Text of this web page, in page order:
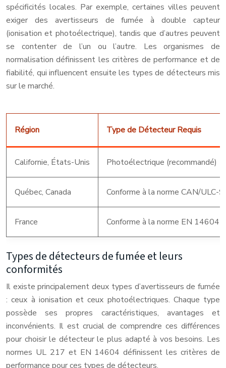
spécificités locales. Par exemple, certaines villes peuvent
exiger des avertisseurs de fumée à double capteur
(ionisation et photoélectrique), tandis que d’autres peuvent
se contenter de l’un ou l’autre. Les organismes de
normalisation définissent les critères de performance et de
fiabilité, qui influencent ensuite les types de détecteurs mis
sur le marché.
Région Type de Détecteur Requis
Californie, États-Unis Photoélectrique (recommandé)
Québec, Canada Conforme à la norme CAN/ULC-
France Conforme à la norme EN 14604
Types de détecteurs de fumée et leurs
conformités
Il existe principalement deux types d’avertisseurs de fumée
: ceux à ionisation et ceux photoélectriques. Chaque type
possède ses propres caractéristiques, avantages et
inconvénients. Il est crucial de comprendre ces différences
pour choisir le détecteur le plus adapté à vos besoins. Les
normes UL 217 et EN 14604 définissent les critères de
performance pour ces types de détecteurs.